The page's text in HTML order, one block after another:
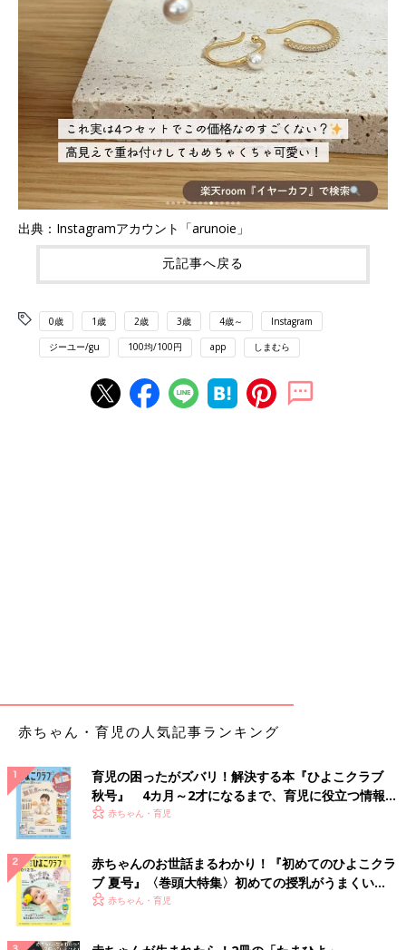
出典：Instagramアカウント「arunoie」
元記事へ戻る
0歳 1歳 2歳 3歳 4歳～ Instagram
ジーユー/gu 100均/100円 app しまむら
赤ちゃん・育児の人気記事ランキング
育児の困ったがズバリ！解決する本『ひよこクラブ
秋号』 4カ月～2才になるまで、育児に役立つ情報が
いっぱい！
赤ちゃん・育児
赤ちゃんのお世話まるわかり！『初めてのひよこクラ
ブ 夏号』〈巻頭大特集〉初めての授乳がうまくい
く！ おっぱい・ミルクの基本と夏のトラブル 解決テ
赤ちゃん・育児